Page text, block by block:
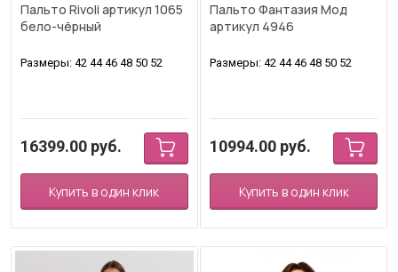
Пальто Rivoli артикул 1065
бело-чёрный
Размеры: 42 44 46 48 50 52
16399.00 руб.
Купить в один клик
Пальто Фантазия Мод
артикул 4946
Размеры: 42 44 46 48 50 52
10994.00 руб.
Купить в один клик